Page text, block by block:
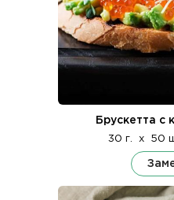
Брускетта с
30 г. x 50